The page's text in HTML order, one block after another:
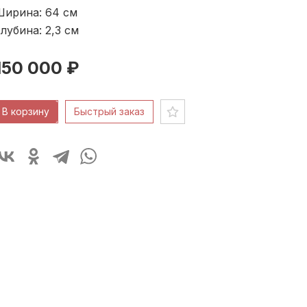
64 см
2,3 см
000 ₽
В корзину Быстрый заказ